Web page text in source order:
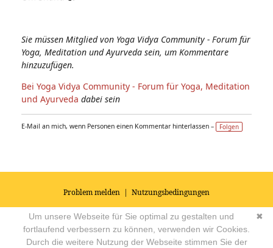
Sie müssen Mitglied von Yoga Vidya Community - Forum für
Yoga, Meditation und Ayurveda sein, um Kommentare
hinzuzufügen.
Bei Yoga Vidya Community - Forum für Yoga, Meditation
und Ayurveda dabei sein
E-Mail an mich, wenn Personen einen Kommentar hinterlassen – Folgen
Problem melden | Nutzungsbedingungen
© 2026Impressum|Datenschutz|AGB's| Yoga Vidya Community -
Forum für Yoga, Meditation und Ayurveda Powered by
✖
Um unsere Webseite für Sie optimal zu gestalten und
fortlaufend verbessern zu können, verwenden wir Cookies.
Durch die weitere Nutzung der Webseite stimmen Sie der